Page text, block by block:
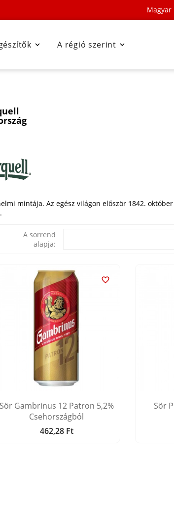
Magyar
 
A régió szerint
mintája. Az egész világon először 1842.
A sorrend
alapja:

Sör Gambrinus 12 Patron 5,2%
Csehországból
Ár
462,28 Ft
Sör